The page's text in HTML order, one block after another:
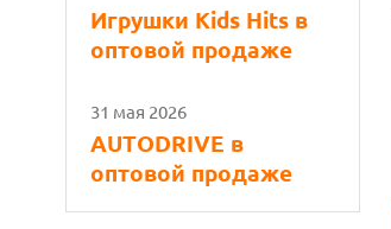
Игрушки Kids Hits в
оптовой продаже
31 мая 2026
AUTODRIVE в
оптовой продаже